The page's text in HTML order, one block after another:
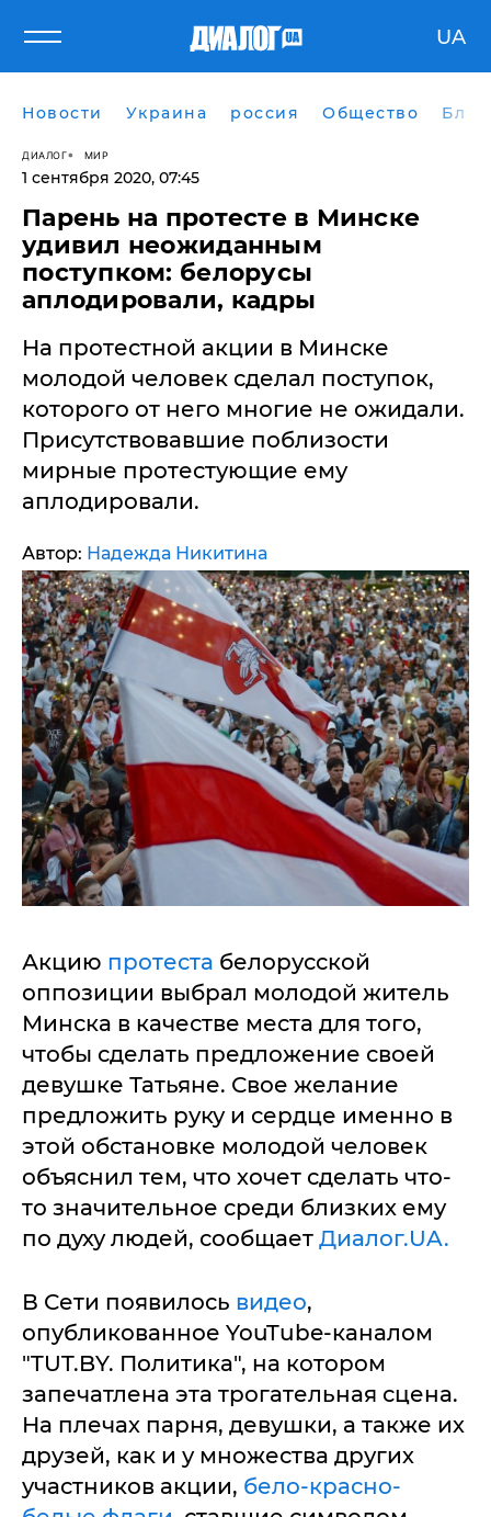
UA
Новости Украина россия Общество
ДИАЛОГ МИР
1 сентября 2020, 07:45
Парень на протесте в Минске
удивил неожиданным
поступком: белорусы
аплодировали, кадры
На протестной акции в Минске
молодой человек сделал поступок,
которого от него многие не ожидали.
Присутствовавшие поблизости
мирные протестующие ему
аплодировали.
Автор: Надежда Никитина
Акцию протеста белорусской
оппозиции выбрал молодой житель
Минска в качестве места для того,
чтобы сделать предложение своей
девушке Татьяне. Свое желание
предложить руку и сердце именно в
этой обстановке молодой человек
объяснил тем, что хочет сделать что-
то значительное среди близких ему
по духу людей, сообщает Диалог.UA.
В Сети появилось видео,
опубликованное YouTube-каналом
"TUT.BY. Политика", на котором
запечатлена эта трогательная сцена.
На плечах парня, девушки, а также их
друзей, как и у множества других
участников акции, бело-красно-